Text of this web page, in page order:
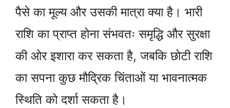
पैसे का मूल्य और उसकी मात्रा क्या है। भारी
राशि का प्राप्त होना संभवतः समृद्धि और सुरक्षा
की ओर इशारा कर सकता है, जबकि छोटी राशि
का सपना कुछ मौद्रिक चिंताओं या भावनात्मक
स्थिति को दर्शा सकता है।